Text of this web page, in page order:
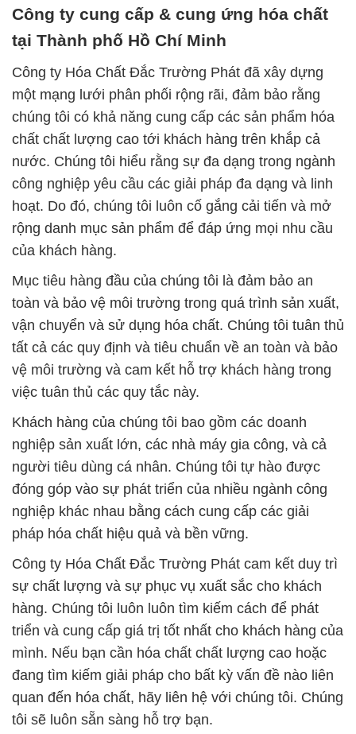
Công ty cung cấp & cung ứng hóa chất
tại Thành phố Hồ Chí Minh
Công ty Hóa Chất Đắc Trường Phát đã xây dựng
một mạng lưới phân phối rộng rãi, đảm bảo rằng
chúng tôi có khả năng cung cấp các sản phẩm hóa
chất chất lượng cao tới khách hàng trên khắp cả
nước. Chúng tôi hiểu rằng sự đa dạng trong ngành
công nghiệp yêu cầu các giải pháp đa dạng và linh
hoạt. Do đó, chúng tôi luôn cố gắng cải tiến và mở
rộng danh mục sản phẩm để đáp ứng mọi nhu cầu
của khách hàng.
Mục tiêu hàng đầu của chúng tôi là đảm bảo an
toàn và bảo vệ môi trường trong quá trình sản xuất,
vận chuyển và sử dụng hóa chất. Chúng tôi tuân thủ
tất cả các quy định và tiêu chuẩn về an toàn và bảo
vệ môi trường và cam kết hỗ trợ khách hàng trong
việc tuân thủ các quy tắc này.
Khách hàng của chúng tôi bao gồm các doanh
nghiệp sản xuất lớn, các nhà máy gia công, và cả
người tiêu dùng cá nhân. Chúng tôi tự hào được
đóng góp vào sự phát triển của nhiều ngành công
nghiệp khác nhau bằng cách cung cấp các giải
pháp hóa chất hiệu quả và bền vững.
Công ty Hóa Chất Đắc Trường Phát cam kết duy trì
sự chất lượng và sự phục vụ xuất sắc cho khách
hàng. Chúng tôi luôn luôn tìm kiếm cách để phát
triển và cung cấp giá trị tốt nhất cho khách hàng của
mình. Nếu bạn cần hóa chất chất lượng cao hoặc
đang tìm kiếm giải pháp cho bất kỳ vấn đề nào liên
quan đến hóa chất, hãy liên hệ với chúng tôi. Chúng
tôi sẽ luôn sẵn sàng hỗ trợ bạn.